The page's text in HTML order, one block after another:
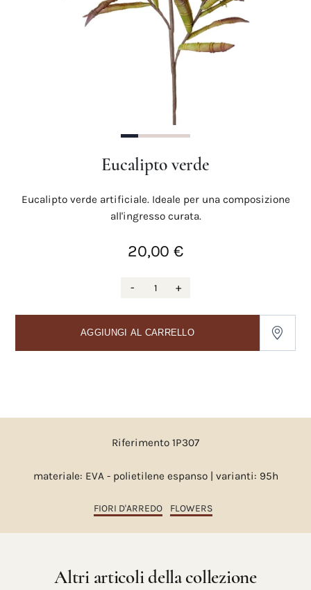
Eucalipto verde
Eucalipto verde artificiale. Ideale per una composizione
all'ingresso curata.
20,00 €
- +
AGGIUNGI AL CARRELLO
Riferimento 1P307
materiale: EVA - polietilene espanso | varianti: 95h
FIORI D'ARREDO FLOWERS
Altri articoli della collezione